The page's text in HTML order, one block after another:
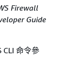
Firewall
Guide
CLI 命令參